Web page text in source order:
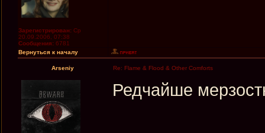
Зарегистрирован: Ср
20.09.2006, 07:38
Сообщения: 6781
Вернуться к началу
Arseniy Re: Flame & Flood & Other Comforts
Редчайше